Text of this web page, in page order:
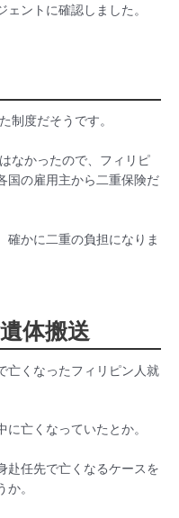
ントに確認しました。
制度だそうです。
なかったので、フィリピ
国の雇用主から二重保険だ
確かに二重の負担になりま
体搬送
亡くなったフィリピン人就
亡くなっていたとか。
赴任先で亡くなるケースを
。